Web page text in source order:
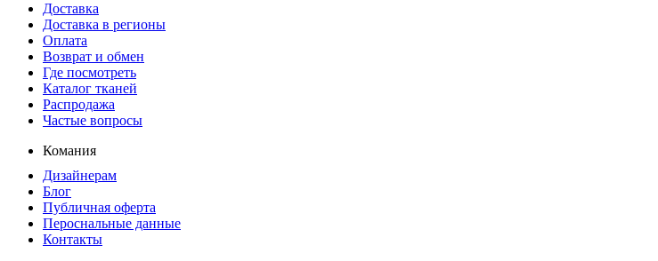
Доставка
Доставка в регионы
Оплата
Возврат и обмен
Где посмотреть
Каталог тканей
Распродажа
Частые вопросы
Комания
Дизайнерам
Блог
Публичная оферта
Пероснальные данные
Контакты